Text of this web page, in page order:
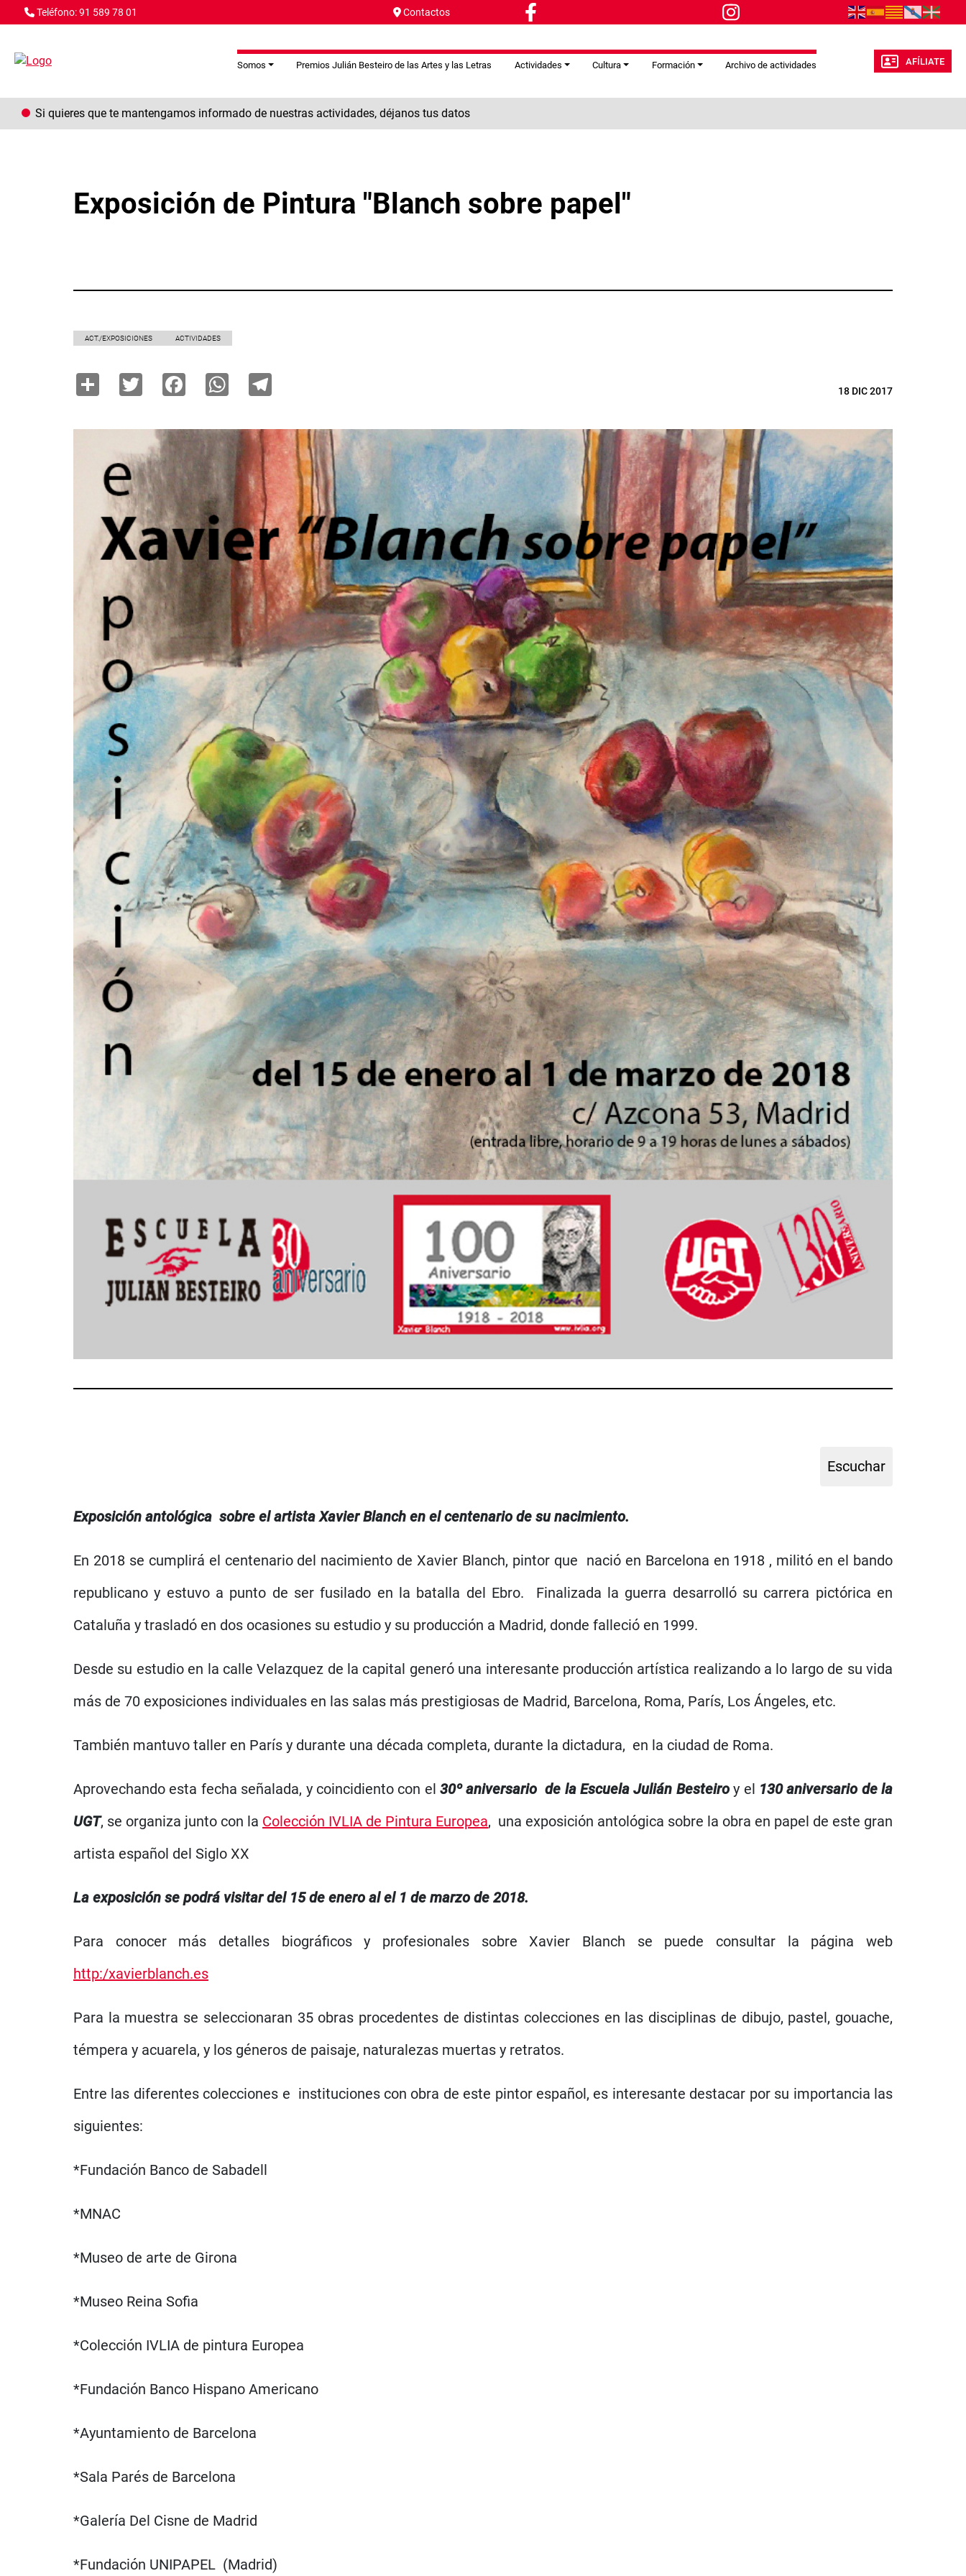
Pasar al contenido principal
Teléfono: 91 589 78 01 Contactos
Somos Premios Julián Besteiro de las Artes y las Letras Actividades Cultura Formación Archivo de actividades AFÍLIATE
Si quieres que te mantengamos informado de nuestras actividades, déjanos tus datos
Exposición de Pintura "Blanch sobre papel"
ACT./EXPOSICIONES ACTIVIDADES
Share TwitterFacebookWhatsApp 18 DIC 2017
Exposición antológica sobre el artista Xavier Blanch en el centenario de su nacimiento.
En 2018 se cumplirá el centenario del nacimiento de Xavier Blanch, pintor que nació en Barcelona en 1918 , militó en el bando
republicano y estuvo a punto de ser fusilado en la batalla del Ebro. Finalizada la guerra desarrolló su carrera pictórica en
Cataluña y trasladó en dos ocasiones su estudio y su producción a Madrid, donde falleció en 1999.
Desde su estudio en la calle Velazquez de la capital generó una interesante producción artística realizando a lo largo de su vida
más de 70 exposiciones individuales en las salas más prestigiosas de Madrid, Barcelona, Roma, París, Los Ángeles, etc.
También mantuvo taller en París y durante una década completa, durante la dictadura, en la ciudad de Roma.
Aprovechando esta fecha señalada, y coincidiento con el30º aniversario de la Escuela Julián Besteiroy el 130 aniversario de la
UGT, se organiza junto con la Colección IVLIA de Pintura Europea, una exposición antológica sobre la obra en papel de este gran
artista español del Siglo XX
La exposición se podrá visitar del 15 de enero al el 1 de marzo de 2018.
Para conocer más detalles biográficos y profesionales sobre Xavier Blanch se puede consultar la página web
http:/xavierblanch.es
Para la muestra se seleccionaran 35 obras procedentes de distintas colecciones en las disciplinas de dibujo, pastel, gouache,
témpera y acuarela, y los géneros de paisaje, naturalezas muertas y retratos.
Entre las diferentes colecciones e instituciones con obra de este pintor español, es interesante destacar por su importancia las
siguientes:
*Fundación Banco de Sabadell
*MNAC
*Museo de arte de Girona
*Museo Reina Sofia
*Colección IVLIA de pintura Europea
*Fundación Banco Hispano Americano
*Ayuntamiento de Barcelona
*Sala Parés de Barcelona
*Galería Del Cisne de Madrid
*Fundación UNIPAPEL (Madrid)